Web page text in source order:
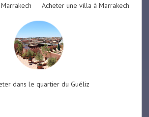
Acheter une villa à Marrakech
dans le quartier du Guéliz